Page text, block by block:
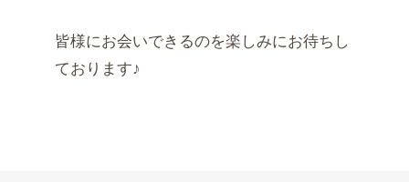
皆様にお会いできるのを楽しみにお待ちし
ております♪